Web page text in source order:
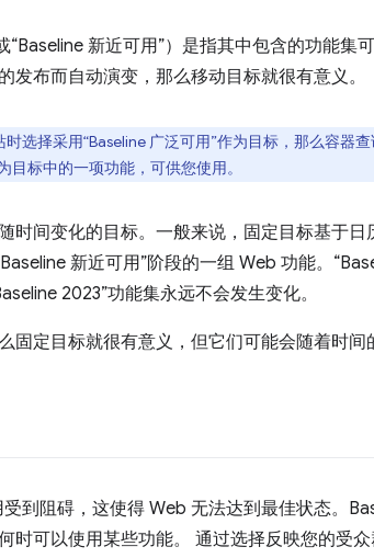
“Baseline 新近可用”）是指其中包含的功能集
布而自动演变，那么移动目标就很有意义。
时选择采用“Baseline 广泛可用”作为目标，那么容器
目标中的一项功能，可供您使用。
时间变化的目标。一般来说，固定目标基于日
新近可用”阶段的一组 Web 功能。
2023”功能集永远不会发生变化。
固定目标就很有意义，但它们可能会随着时
到阻碍，这使得 Web 无法达到最佳状态。
时可以使用某些功能。 通过选择反映您的受